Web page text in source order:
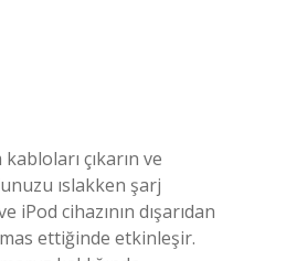
çıkarın ve
ıslakken şarj
iPod cihazının dışarıdan
ettiğinde etkinleşir.